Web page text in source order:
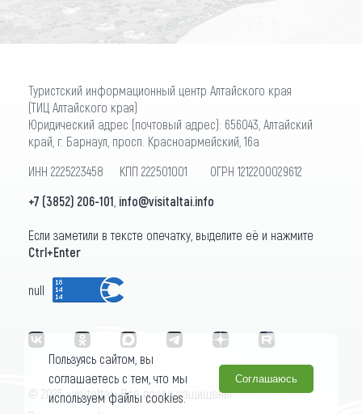
Туристский информационный центр Алтайского края
(ТИЦ Алтайского края)
Юридический адрес (почтовый адрес): 656043, Алтайский
край, г. Барнаул, просп. Красноармейский, 16а
ИНН 2225223458 КПП 222501001 ОГРН 1212200029612
+7 (3852) 206-101 info@visitaltai.info
Если заметили в тексте опечатку, выделите её и нажмите
Ctrl+Enter
null
© 2026 «visitaltai» Все права защищены.
Пользуясь сайтом, вы
соглашаетесь с тем, что мы
используем файлы cookies.
Соглашаюсь